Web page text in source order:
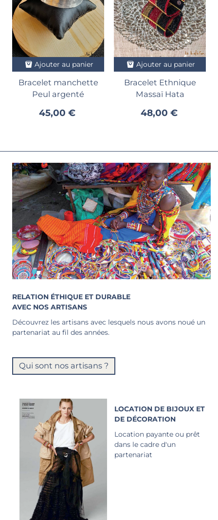
Ajouter au panier
Bracelet manchette
Peul argenté
45,00 €
Ajouter au panier
Bracelet Ethnique
Massaï Hata
48,00 €
RELATION ÉTHIQUE ET DURABLE
AVEC NOS ARTISANS
Découvrez les artisans avec lesquels nous avons noué un
partenariat au fil des années.
Qui sont nos artisans ?
LOCATION DE BIJOUX ET
DE DÉCORATION
Location payante ou prêt
dans le cadre d'un
partenariat